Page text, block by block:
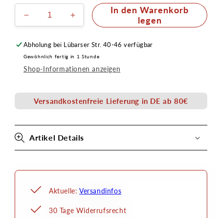
Verringere
die
Menge
für
Dermacolor
Camouflage
4g
Kryolan
Erhöhe
die
Menge
für
Dermacolor
Camouflage
4g
Kryolan
In den Warenkorb
legen
Abholung bei Lübarser Str. 40-46 verfügbar
Gewöhnlich fertig in 1 Stunde
Shop-Informationen anzeigen
Versandkostenfreie Lieferung in DE ab 80€
Artikel Details
Aktuelle: Versandinfos
30 Tage Widerrufsrecht